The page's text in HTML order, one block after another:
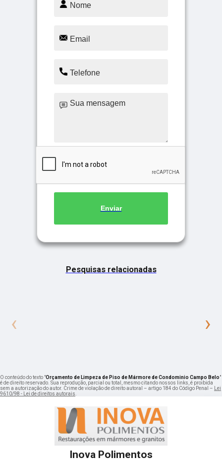
Enviar
Pesquisas relacionadas
‹ ›
O conteúdo do texto "Orçamento de Limpeza de Piso de Mármore de Condominio Campo Belo"
é de direito reservado. Sua reprodução, parcial ou total, mesmo citando nossos links, é proibida
sem a autorização do autor. Crime de violação de direito autoral – artigo 184 do Código Penal –
Lei
9610/98 - Lei de direitos autorais
Inova Polimentos